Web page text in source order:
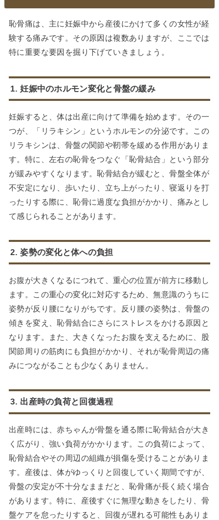
恥骨痛は、主に妊娠中から産後にかけて多くの女性が経
験する痛みです。その原因は複数ありますが、ここでは
特に重要な要因を掘り下げていきましょう。
1. 妊娠中のホルモン変化と骨盤の緩み
妊娠すると、体は出産に向けて準備を始めます。その一
つが、「リラキシン」というホルモンの分泌です。この
リラキシンは、骨盤の関節や靭帯を緩める作用がありま
す。特に、左右の恥骨をつなぐ「恥骨結合」という部分
が緩みやすくなります。恥骨結合が緩むと、骨盤全体が
不安定になり、歩いたり、立ち上がったり、寝返りを打
ったりする際に、恥骨に過度な負担がかかり、痛みとし
て感じられることがあります。
2. 姿勢の変化と体への負担
お腹が大きくなるにつれて、重心の位置が前方に移動し
ます。この重心の変化に対応するため、無意識のうちに
姿勢が反り腰になりがちです。反り腰の姿勢は、骨盤の
傾きを変え、恥骨結合にさらにストレスをかける原因と
なります。また、大きくなったお腹を支えるために、股
関節周りの筋肉にも負担がかかり、それが恥骨周辺の痛
みにつながることも少なくありません。
3. 出産時の負荷と回復過程
出産時には、赤ちゃんが骨盤を通る際に恥骨結合が大き
く広がり、強い負荷がかかります。この負荷によって、
恥骨結合やその周辺の組織が損傷を受けることがありま
す。産後は、体がゆっくりと回復していく期間ですが、
骨盤の安定が不十分なままだと、恥骨痛が長く続く場合
があります。特に、産後すぐに無理な動きをしたり、骨
盤ケアを怠ったりすると、回復が遅れる可能性もありま